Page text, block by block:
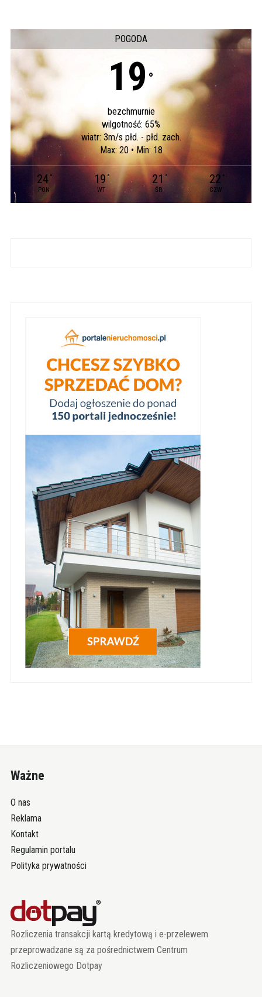
POGODA
19 °
bezchmurnie
wilgotność: 65%
wiatr: 3m/s płd. - płd. zach.
Max: 20 • Min: 18
24 °
PON
19°
WT
21 °
ŚR
22 °
CZW
Ważne
O nas
Reklama
Kontakt
Regulamin portalu
Polityka prywatności
Rozliczenia transakcji kartą kredytową i e-przelewem
przeprowadzane są za pośrednictwem Centrum
Rozliczeniowego Dotpay